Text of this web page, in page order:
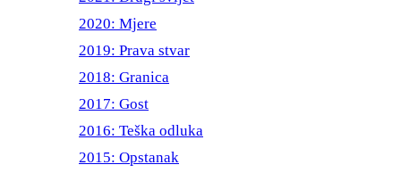
2020: Mjere
2019: Prava stvar
2018: Granica
2017: Gost
2016: Teška odluka
2015: Opstanak